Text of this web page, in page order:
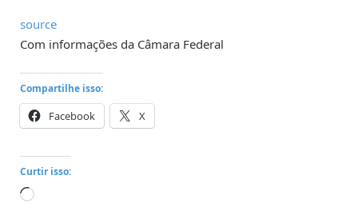
source
Com informações da Câmara Federal
Compartilhe isso:
Facebook X
Curtir isso:
Carregando...